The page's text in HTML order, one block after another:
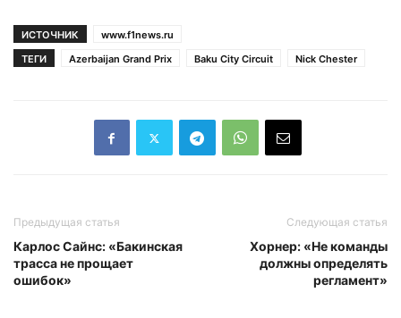
ИСТОЧНИК
www.f1news.ru
ТЕГИ
Azerbaijan Grand Prix Baku City Circuit Nick Chester
Предыдущая статья
Карлос Сайнс: «Бакинская
трасса не прощает
ошибок»
Следующая статья
Хорнер: «Не команды
должны определять
регламент»